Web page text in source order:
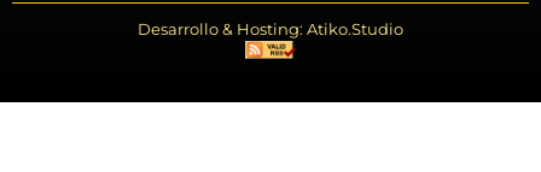
Desarrollo & Hosting: Atiko.Studio